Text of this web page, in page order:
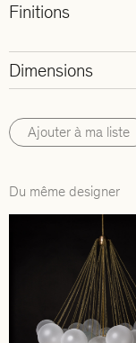
Finitions
Dimensions
Ajouter à ma liste
Du même designer